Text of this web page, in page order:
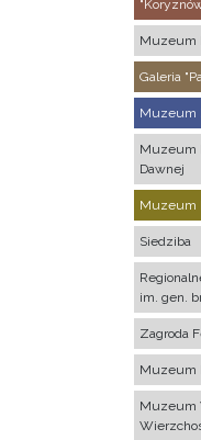
Muzeum
Galeria
Muzeum
Muzeum
Dawnej
Muzeum
Siedziba
im. gen.
Zagroda
Muzeum
Muzeum